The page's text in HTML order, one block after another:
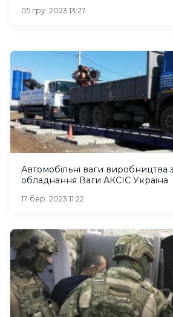
05 гру. 2023 13:27
Автомобільні ваги виробництва
обладнання Ваги АКСІС Україна
17 бер. 2023 11:22